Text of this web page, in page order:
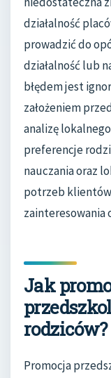
działalność
prowadzić do
działalność lub
błędem jest
założeniem
analizę
preferencje
nauczania oraz
potrzeb
zainteresowania
Jak
rodziców?
Promocja